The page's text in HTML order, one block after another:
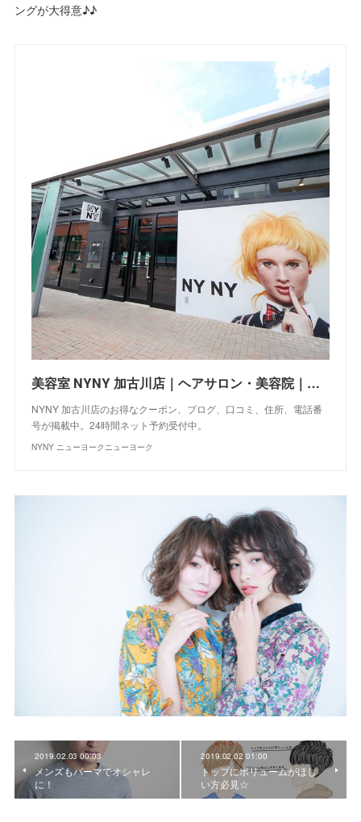
ングが大得意♪♪
美容室 NYNY 加古川店｜ヘアサロン・美容院｜ニューヨークニューヨーク
NYNY 加古川店のお得なクーポン、ブログ、口コミ、住所、電話番
号が掲載中。24時間ネット予約受付中。
NYNY ニューヨークニューヨーク
2019.02.03 00:03
メンズもパーマでオシャレ
に！
2019.02.02 01:00
トップにボリュームがほし
い方必見☆